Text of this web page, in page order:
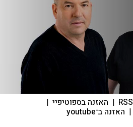
RSS
| האזנה בספוטיפיי |
| האזנה ב־youtube